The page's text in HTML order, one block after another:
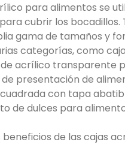
para alimentos se
cubrir los bocadillos.
gama de tamaños y
categorías, como
acrílico transparente
presentación de
con tapa
de dulces para
beneficios de las cajas